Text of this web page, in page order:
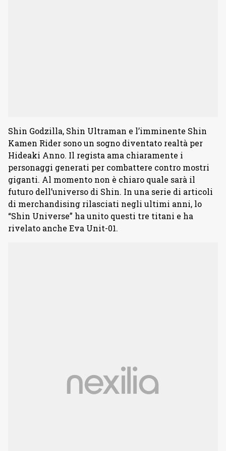
Shin Godzilla, Shin Ultraman e l’imminente Shin
Kamen Rider sono un sogno diventato realtà per
Hideaki Anno. Il regista ama chiaramente i
personaggi generati per combattere contro mostri
giganti. Al momento non è chiaro quale sarà il
futuro dell’universo di Shin. In una serie di articoli
di merchandising rilasciati negli ultimi anni, lo
“Shin Universe” ha unito questi tre titani e ha
rivelato anche Eva Unit-01.